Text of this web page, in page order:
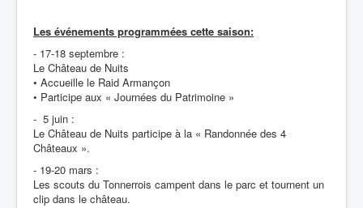
Les événements programmées cette saison:
- 17-18 septembre :
Le Château de Nuits
• Accueille le Raid Armançon
• Participe aux « Journées du Patrimoine »
- 5 juin :
Le Château de Nuits participe à la « Randonnée des 4
Châteaux ».
- 19-20 mars :
Les scouts du Tonnerrois campent dans le parc et tournent un
clip dans le château.